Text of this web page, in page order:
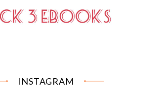
INSTAGRAM